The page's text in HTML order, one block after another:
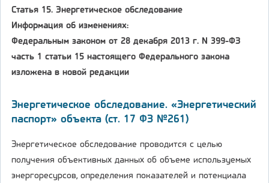
Статья 15. Энергетическое обследование
Информация об изменениях:
Федеральным законом от 28 декабря 2013 г. N 399-ФЗ
часть 1 статьи 15 настоящего Федерального закона
изложена в новой редакции
Энергетическое обследование. «Энергетический
паспорт» объекта (ст. 17 ФЗ №261)
Энергетическое обследование проводится с целью
получения объективных данных об объеме используемых
энергоресурсов, определения показателей и потенциала